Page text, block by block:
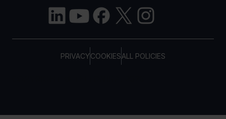
PRIVACYCOOKIESALL POLICIES